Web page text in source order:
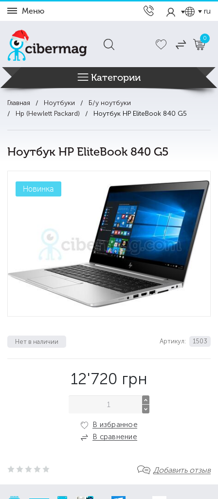
Меню ru
0
Категории
Главная Ноутбуки
Б/у ноутбуки
Hp (Hewlett Packard)
Ноутбук HP EliteBook 840 G5
Ноутбук HP EliteBook 840 G5
Новинка
Добавить отзыв
Артикул: 1503
Нет в наличии
12'720 грн
В избранное
В сравнение